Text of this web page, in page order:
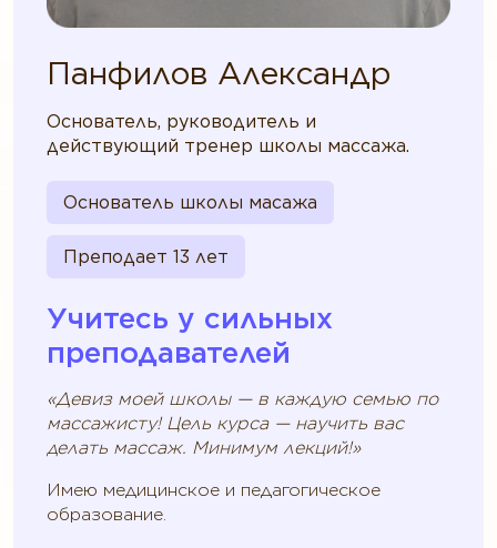
Панфилов Александр
Основатель, руководитель и
действующий тренер школы массажа.
Основатель школы масажа
Преподает 13 лет
Учитесь у сильных
преподавателей
«Девиз моей школы — в каждую семью по
массажисту! Цель курса — научить вас
делать массаж. Минимум лекций!»
Имею медицинское и педагогическое
образование.